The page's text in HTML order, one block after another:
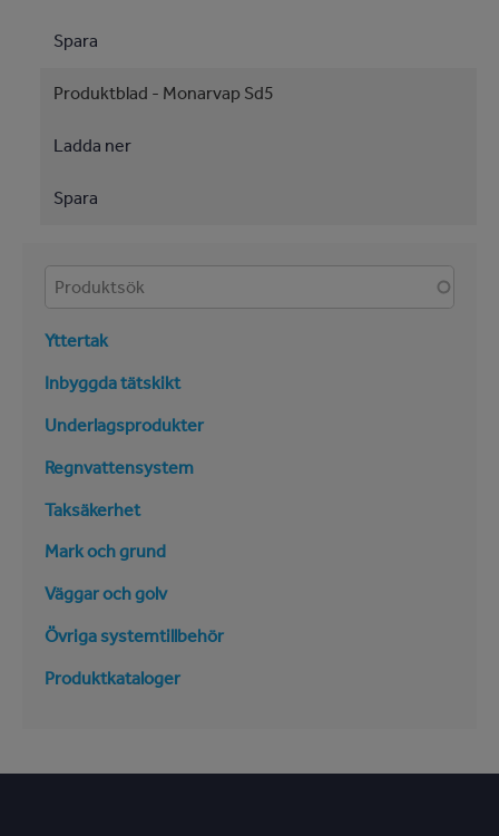
Produkter
Yttertak
Inbyggda tätskikt
Underlagsprodukter
Regnvattensystem
Taksäkerhet
Mark och grund
Väggar och golv
Övriga systemtillbehör
Produktkataloger
Spara
Produktblad - Monarvap Sd5
Ladda ner
Spara